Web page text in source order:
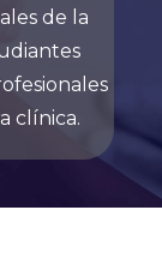
de la
clínica.